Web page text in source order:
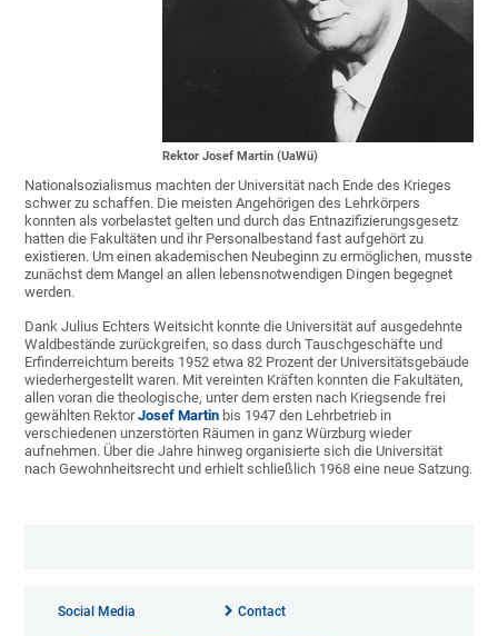
Rektor Josef Martin (UaWü)
Nationalsozialismus machten der Universität nach Ende des Krieges
schwer zu schaffen. Die meisten Angehörigen des Lehrkörpers
konnten als vorbelastet gelten und durch das Entnazifizierungsgesetz
hatten die Fakultäten und ihr Personalbestand fast aufgehört zu
existieren. Um einen akademischen Neubeginn zu ermöglichen, musste
zunächst dem Mangel an allen lebensnotwendigen Dingen begegnet
werden.
Dank Julius Echters Weitsicht konnte die Universität auf ausgedehnte
Waldbestände zurückgreifen, so dass durch Tauschgeschäfte und
Erfinderreichtum bereits 1952 etwa 82 Prozent der Universitätsgebäude
wiederhergestellt waren. Mit vereinten Kräften konnten die Fakultäten,
allen voran die theologische, unter dem ersten nach Kriegsende frei
gewählten RektorJosef Martin bis 1947 den Lehrbetrieb in
verschiedenen unzerstörten Räumen in ganz Würzburg wieder
aufnehmen. Über die Jahre hinweg organisierte sich die Universität
nach Gewohnheitsrecht und erhielt schließlich 1968 eine neue Satzung.
Social Media Contact